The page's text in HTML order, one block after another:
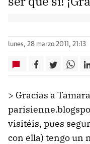
lunes, 28 marzo 2011, 21:13
> Gracias a
visitéis, pues
con ella) tengo un